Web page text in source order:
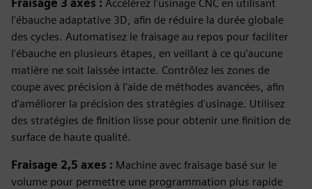
Fraisage 3 axes : Accélérez l'usinage CNC en utilisant
l'ébauche adaptative 3D, afin de réduire la durée globale
des cycles. Automatisez le fraisage au repos pour faciliter
l'ébauche en plusieurs étapes, en veillant à ce qu'aucune
matière ne soit laissée intacte. Contrôlez les zones de
coupe avec précision à l'aide de méthodes avancées, afin
d'améliorer la précision des stratégies d'usinage. Utilisez
des stratégies de finition lisse pour obtenir une finition de
surface de haute qualité.
Fraisage 2,5 axes : Machine avec fraisage basé sur le
volume pour permettre une programmation plus rapide